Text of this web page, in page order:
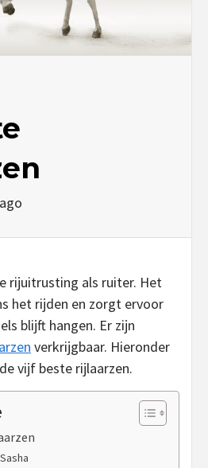
rijuitrusting als ruiter. Het
het rijden en zorgt ervoor
blijft hangen. Er zijn
verkrijgbaar. Hieronder
vijf beste rijlaarzen.